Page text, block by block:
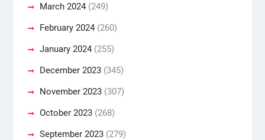
March 2024(249)
February 2024(260)
January 2024(255)
December 2023(345)
November 2023(307)
October 2023(268)
September 2023(279)